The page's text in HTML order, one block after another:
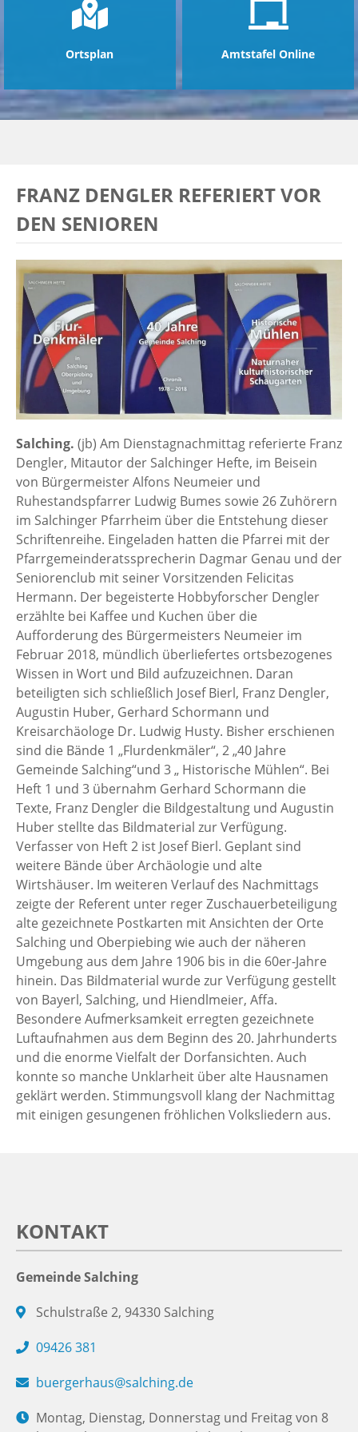
Ortsplan Amtstafel Online
FRANZ DENGLER REFERIERT VOR
DEN SENIOREN
Salching. (jb) Am Dienstagnachmittag referierte Franz
Dengler, Mitautor der Salchinger Hefte, im Beisein
von Bürgermeister Alfons Neumeier und
Ruhestandspfarrer Ludwig Bumes sowie 26 Zuhörern
im Salchinger Pfarrheim über die Entstehung dieser
Schriftenreihe. Eingeladen hatten die Pfarrei mit der
Pfarrgemeinderatssprecherin Dagmar Genau und der
Seniorenclub mit seiner Vorsitzenden Felicitas
Hermann. Der begeisterte Hobbyforscher Dengler
erzählte bei Kaffee und Kuchen über die
Aufforderung des Bürgermeisters Neumeier im
Februar 2018, mündlich überliefertes ortsbezogenes
Wissen in Wort und Bild aufzuzeichnen. Daran
beteiligten sich schließlich Josef Bierl, Franz Dengler,
Augustin Huber, Gerhard Schormann und
Kreisarchäologe Dr. Ludwig Husty. Bisher erschienen
sind die Bände 1 „Flurdenkmäler“, 2 „40 Jahre
Gemeinde Salching“und 3 „ Historische Mühlen“. Bei
Heft 1 und 3 übernahm Gerhard Schormann die
Texte, Franz Dengler die Bildgestaltung und Augustin
Huber stellte das Bildmaterial zur Verfügung.
Verfasser von Heft 2 ist Josef Bierl. Geplant sind
weitere Bände über Archäologie und alte
Wirtshäuser. Im weiteren Verlauf des Nachmittags
zeigte der Referent unter reger Zuschauerbeteiligung
alte gezeichnete Postkarten mit Ansichten der Orte
Salching und Oberpiebing wie auch der näheren
Umgebung aus dem Jahre 1906 bis in die 60er-Jahre
hinein. Das Bildmaterial wurde zur Verfügung gestellt
von Bayerl, Salching, und Hiendlmeier, Affa.
Besondere Aufmerksamkeit erregten gezeichnete
Luftaufnahmen aus dem Beginn des 20. Jahrhunderts
und die enorme Vielfalt der Dorfansichten. Auch
konnte so manche Unklarheit über alte Hausnamen
geklärt werden. Stimmungsvoll klang der Nachmittag
mit einigen gesungenen fröhlichen Volksliedern aus.
KONTAKT
Gemeinde Salching
Schulstraße 2, 94330 Salching
09426 381
buergerhaus@salching.de
Montag, Dienstag, Donnerstag und Freitag von 8